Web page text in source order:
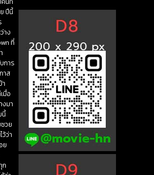
ปีนี้
าง
ที่
การ
าส
มื่อ
งมา
นี้
วย
ว่า
ย
ก